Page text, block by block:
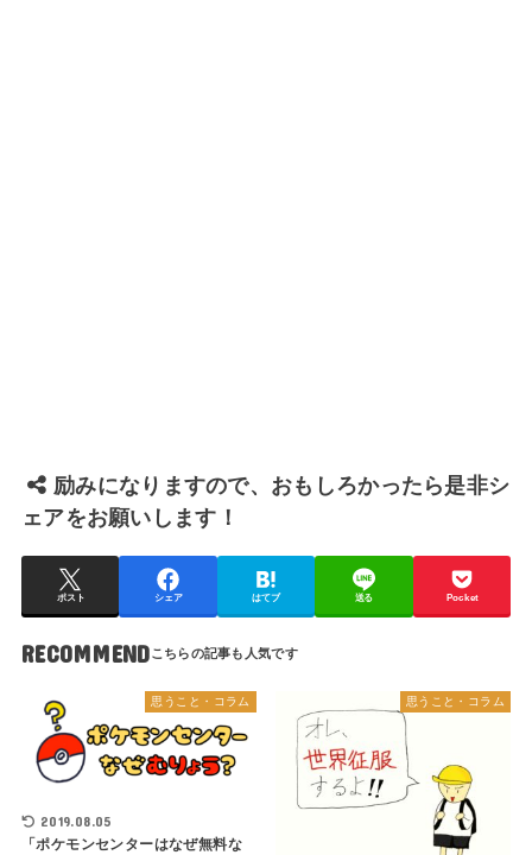
励みになりますので、おもしろかったら是非シ
ェアをお願いします！
ポスト シェア はてブ 送る Pocket
RECOMMEND
思うこと・コラム
2019.08.05
「ポケモンセンターはなぜ無料な
思うこと・コラム